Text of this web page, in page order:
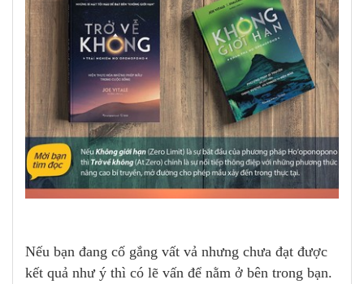
Nếu bạn đang cố gắng vất vả nhưng chưa đạt được
kết quả như ý thì có lẽ vấn để nằm ở bên trong bạn.